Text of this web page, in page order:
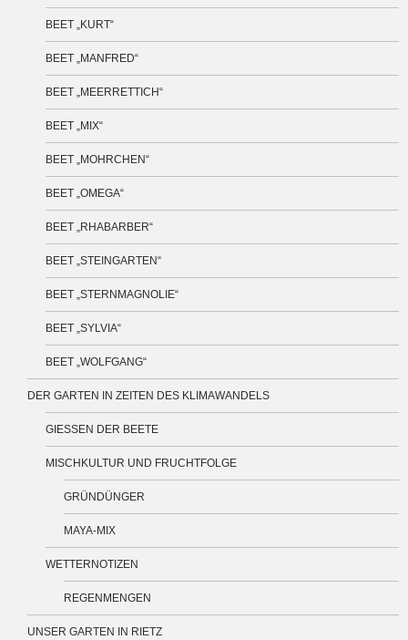
BEET „KURT“
BEET „MANFRED“
BEET „MEERRETTICH“
BEET „MIX“
BEET „MOHRCHEN“
BEET „OMEGA“
BEET „RHABARBER“
BEET „STEINGARTEN“
BEET „STERNMAGNOLIE“
BEET „SYLVIA“
BEET „WOLFGANG“
DER GARTEN IN ZEITEN DES KLIMAWANDELS
GIESSEN DER BEETE
MISCHKULTUR UND FRUCHTFOLGE
GRÜNDÜNGER
MAYA-MIX
WETTERNOTIZEN
REGENMENGEN
UNSER GARTEN IN RIETZ